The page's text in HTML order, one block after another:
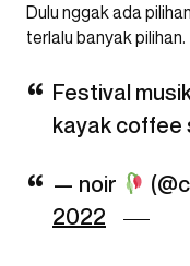
Dulu nggak ada
terlalu banyak pilihan.
Festival
kayak coffee
— noir
2022